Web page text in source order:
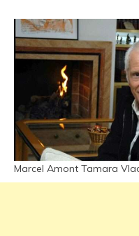
Marcel Amont Tamara